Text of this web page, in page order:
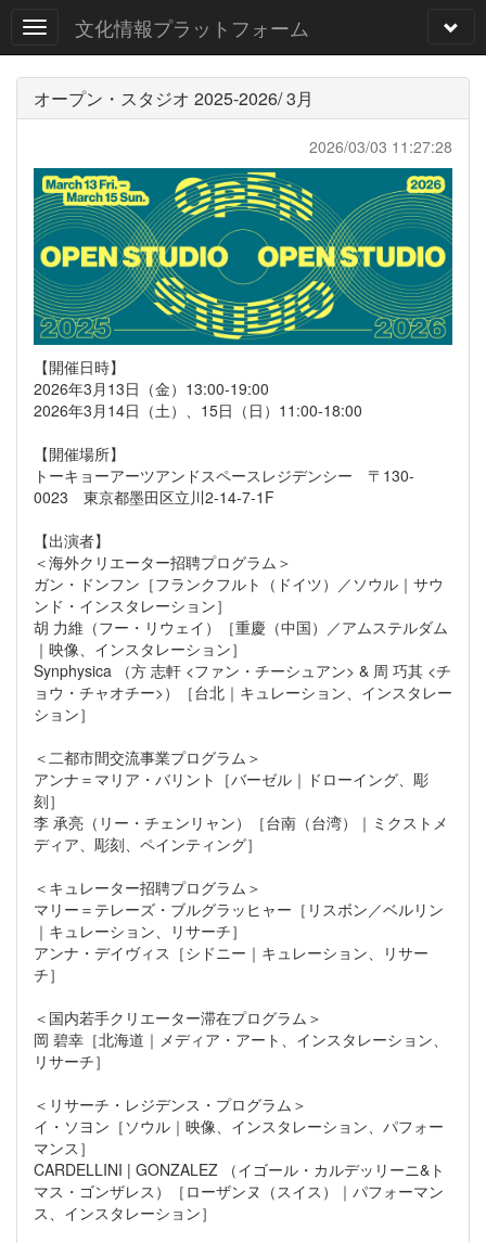
文化情報プラットフォーム
オープン・スタジオ 2025-2026/ 3月
2026/03/03 11:27:28
【開催日時】
2026年3月13日（金）13:00-19:00
2026年3月14日（土）、15日（日）11:00-18:00
【開催場所】
トーキョーアーツアンドスペースレジデンシー 〒130-
0023 東京都墨田区立川2-14-7-1F
【出演者】
＜海外クリエーター招聘プログラム＞
ガン・ドンフン［フランクフルト（ドイツ）／ソウル｜サウ
ンド・インスタレーション］
胡 力維（フー・リウェイ）［重慶（中国）／アムステルダム
｜映像、インスタレーション］
Synphysica （方 志軒 <ファン・チーシュアン> & 周 巧其 <チ
ョウ・チャオチー>）［台北｜キュレーション、インスタレー
ション］
＜二都市間交流事業プログラム＞
アンナ＝マリア・バリント［バーゼル｜ドローイング、彫
刻］
李 承亮（リー・チェンリャン）［台南（台湾）｜ミクストメ
ディア、彫刻、ペインティング］
＜キュレーター招聘プログラム＞
マリー＝テレーズ・ブルグラッヒャー［リスボン／ベルリン
｜キュレーション、リサーチ］
アンナ・デイヴィス［シドニー｜キュレーション、リサー
チ］
＜国内若手クリエーター滞在プログラム＞
岡 碧幸［北海道｜メディア・アート、インスタレーション、
リサーチ］
＜リサーチ・レジデンス・プログラム＞
イ・ソヨン［ソウル｜映像、インスタレーション、パフォー
マンス］
CARDELLINI | GONZALEZ （イゴール・カルデッリーニ&ト
マス・ゴンザレス）［ローザンヌ（スイス）｜パフォーマン
ス、インスタレーション］